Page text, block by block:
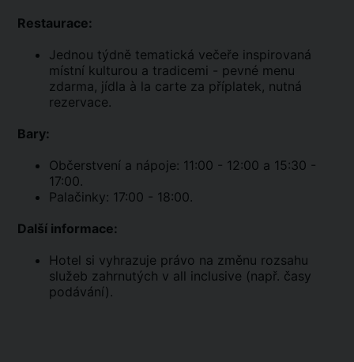
Restaurace:
Jednou týdně tematická večeře inspirovaná
místní kulturou a tradicemi - pevné menu
zdarma, jídla à la carte za příplatek, nutná
rezervace.
Bary:
Občerstvení a nápoje: 11:00 - 12:00 a 15:30 -
17:00.
Palačinky: 17:00 - 18:00.
Další informace:
Hotel si vyhrazuje právo na změnu rozsahu
služeb zahrnutých v all inclusive (např. časy
podávání).